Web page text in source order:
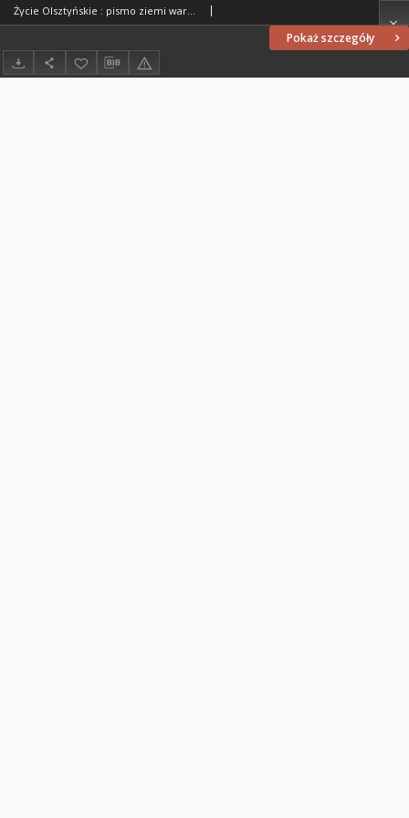
Pokaż szczegóły
Życie Olsztyńskie : pismo ziemi warmińsko-mazurskiej, 1954, nr 301